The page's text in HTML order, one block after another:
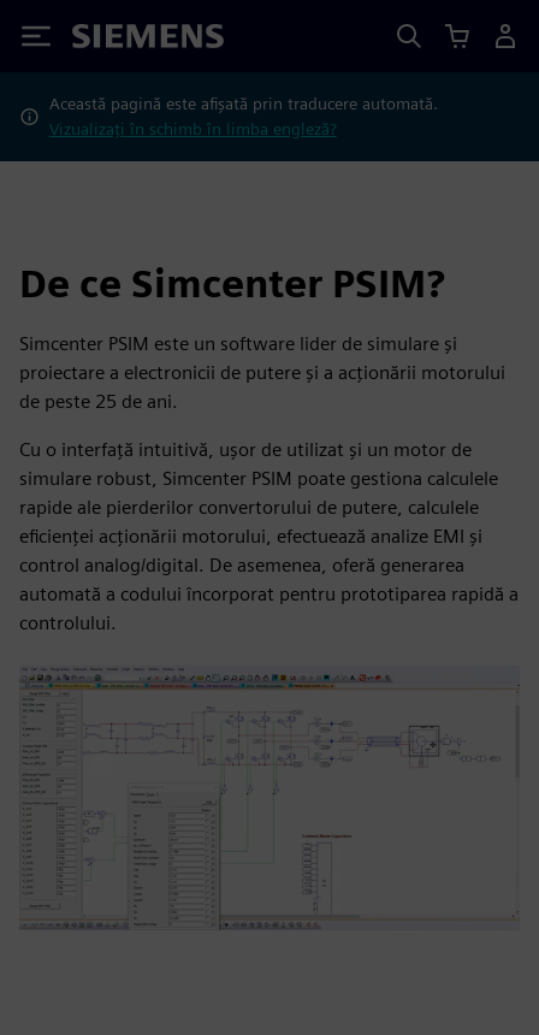
Siemens
Această pagină este afișată prin traducere automată.
Vizualizați în schimb în limba engleză?
De ce Simcenter PSIM?
Simcenter PSIM este un software lider de simulare și
proiectare a electronicii de putere și a acționării motorului
de peste 25 de ani.
Cu o interfață intuitivă, ușor de utilizat și un motor de
simulare robust, Simcenter PSIM poate gestiona calculele
rapide ale pierderilor convertorului de putere, calculele
eficienței acționării motorului, efectuează analize EMI și
control analog/digital. De asemenea, oferă generarea
automată a codului încorporat pentru prototiparea rapidă a
controlului.